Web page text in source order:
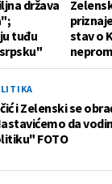
država
tuđu
stav o
i Zelenski se
da
FOTO